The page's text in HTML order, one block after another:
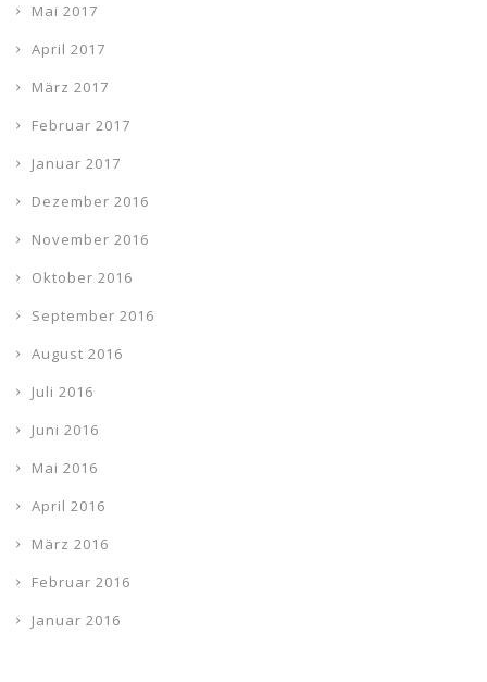
Mai 2017
April 2017
März 2017
Februar 2017
Januar 2017
Dezember 2016
November 2016
Oktober 2016
September 2016
August 2016
Juli 2016
Juni 2016
Mai 2016
April 2016
März 2016
Februar 2016
Januar 2016